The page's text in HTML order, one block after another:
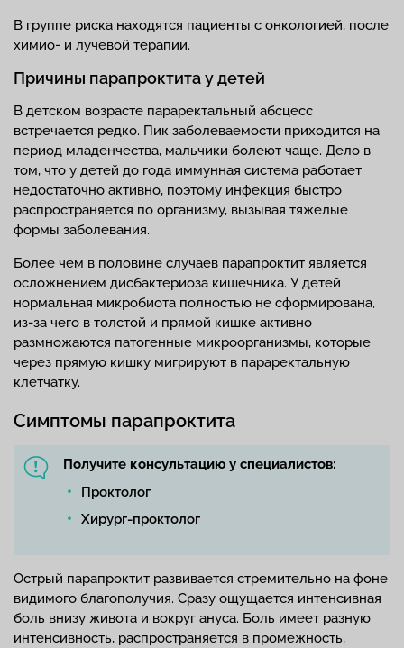
В группе риска находятся пациенты с онкологией, после
химио- и лучевой терапии.
Причины парапроктита у детей
В детском возрасте параректальный абсцесс
встречается редко. Пик заболеваемости приходится на
период младенчества, мальчики болеют чаще. Дело в
том, что у детей до года иммунная система работает
недостаточно активно, поэтому инфекция быстро
распространяется по организму, вызывая тяжелые
формы заболевания.
Более чем в половине случаев парапроктит является
осложнением дисбактериоза кишечника. У детей
нормальная микробиота полностью не сформирована,
из-за чего в толстой и прямой кишке активно
размножаются патогенные микроорганизмы, которые
через прямую кишку мигрируют в параректальную
клетчатку.
Симптомы парапроктита
Получите консультацию у специалистов:
Проктолог
Хирург-проктолог
Острый парапроктит развивается стремительно на фоне
видимого благополучия. Сразу ощущается интенсивная
боль внизу живота и вокруг ануса. Боль имеет разную
интенсивность, распространяется в промежность,